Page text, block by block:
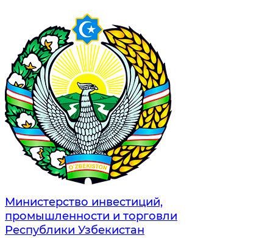
Министерство инвестиций,
промышленности и торговли
Республики Узбекистан